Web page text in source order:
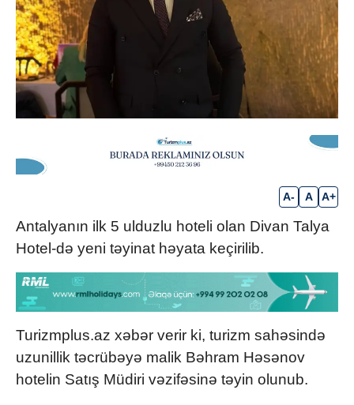
A- A A+
Antalyanın ilk 5 ulduzlu hoteli olan Divan Talya
Hotel-də yeni təyinat həyata keçirilib.
Turizmplus.az xəbər verir ki, turizm sahəsində
uzunillik təcrübəyə malik Bəhram Həsənov
hotelin Satış Müdiri vəzifəsinə təyin olunub.